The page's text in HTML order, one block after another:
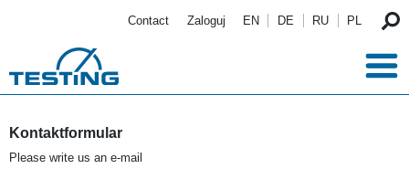
Contact Zaloguj EN DE RU PL
Kontaktformular
Please write us an e-mail